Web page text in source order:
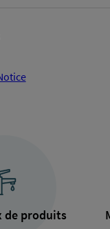
de produits